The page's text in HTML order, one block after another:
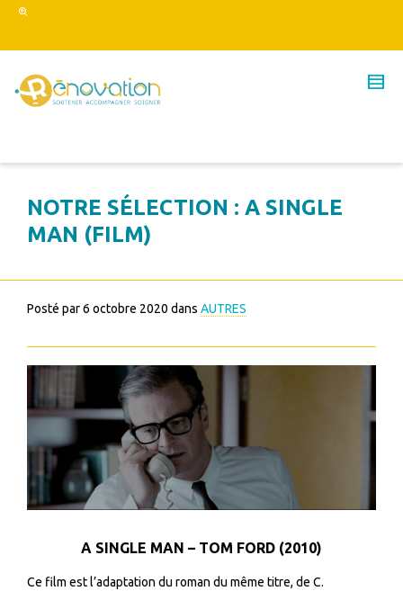
NOTRE SÉLECTION : A SINGLE
MAN (FILM)
Posté par6 octobre 2020 dans AUTRES
A SINGLE MAN – TOM FORD (2010)
Ce film est l’adaptation du roman du même titre, de C.